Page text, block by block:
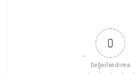
0
Değerlendirme